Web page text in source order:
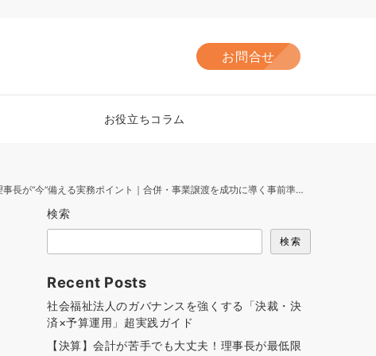
お問合せ
お役立ちコラム
”備える実務ポイント｜合併・事業譲渡を成功に導く事前準備チェックリスト付き
検索
検索
Recent Posts
社会福祉法人のガバナンスを強くする「決裁・決
済×予算運用」超実践ガイド
【決算】会計が苦手でも大丈夫！理事長が最低限